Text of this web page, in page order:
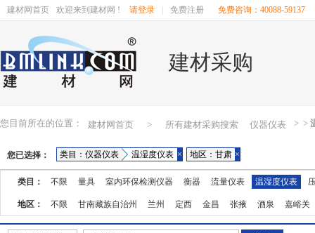
建材网首页 欢迎来到建材网 ! 请登录 免费注册 免费咨询：40088-59137
建材采购
您目前所在的位置： 建材网首页 > 所有建材采购搜索 >
仪器仪表 >
您已选择： 类目：仪器仪表 温湿度仪表 × 地区：甘肃 ×
类目： 不限 量具 室内环保检测仪器 衡器 流量仪表 温湿度仪表
地区： 不限 甘南藏族自治州 兰州 定西 金昌 张掖 酒泉 嘉峪关